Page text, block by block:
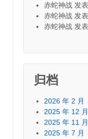
赤蛇神战 发
赤蛇神战 发
赤蛇神战 发
归档
2026 年 2 月
2025 年 12 月
2025 年 11 月
2025 年 7 月